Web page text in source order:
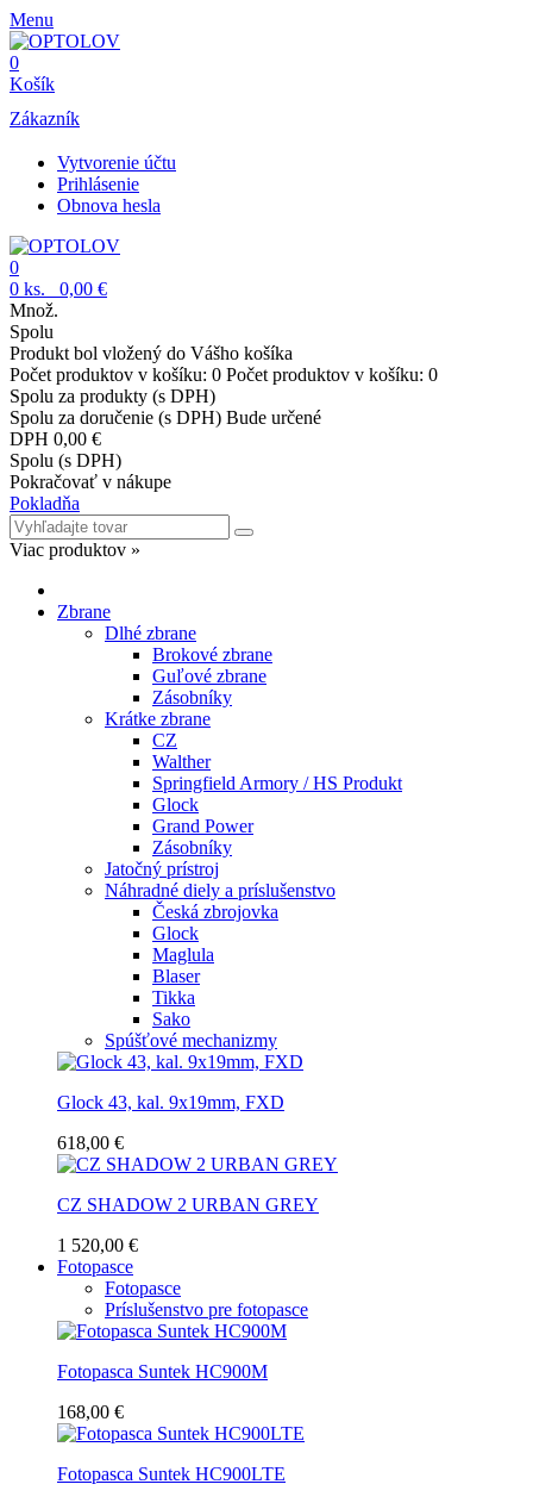
Menu
0
Košík
Zákazník
Vytvorenie účtu
Prihlásenie
Obnova hesla
0
0 ks.
0,00 €
Množ.
Spolu
Produkt bol vložený do Vášho košíka
Počet produktov v košíku: 0 Počet produktov v košíku: 0
Spolu za produkty (s DPH)
Spolu za doručenie (s DPH) Bude určené
DPH 0,00 €
Spolu (s DPH)
Pokračovať v nákupe
Pokladňa
Viac produktov »
Zbrane
Dlhé zbrane
Brokové zbrane
Guľové zbrane
Zásobníky
Krátke zbrane
CZ
Walther
Springfield Armory / HS Produkt
Glock
Grand Power
Zásobníky
Jatočný prístroj
Náhradné diely a príslušenstvo
Česká zbrojovka
Glock
Maglula
Blaser
Tikka
Sako
Spúšťové mechanizmy
Glock 43, kal. 9x19mm, FXD
618,00 €
CZ SHADOW 2 URBAN GREY
1 520,00 €
Fotopasce
Fotopasce
Príslušenstvo pre fotopasce
Fotopasca Suntek HC900M
168,00 €
Fotopasca Suntek HC900LTE